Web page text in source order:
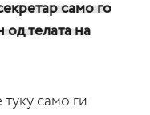
само го
телата на
туку само ги